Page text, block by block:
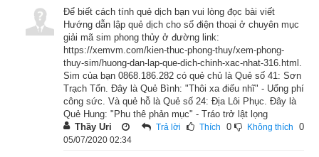
Giải nghĩa quẻ Sơn Trạch Tổn
Quẻ Sơn Trạch Tổn có Hạ quái (Nội quái) là: ☱ (兌
Đoài hay Đầm (澤). Thượng quái (Ngoại quái) là: ☶ (艮 gen4)
Để biết cách tính quẻ dịch bạn vui lòng đọc bài viết
Hướng dẫn lập quẻ dịch cho số điện thoại ở chuyên mục
giải mã sim phong thủy ở đường link:
https://xemvm.com/kien-thuc-phong-thuy/xem-phong-
thuy-sim/huong-dan-lap-que-dich-chinh-xac-nhat-316.html.
Sim của bạn 0868.186.282 có quẻ chủ là Quẻ số 41: Sơn
Trạch Tổn. Đây là Quẻ Bình: "Thôi xa điếu nhĩ" - Uổng phí
công sức. Và quẻ hỗ là Quẻ số 24: Địa Lôi Phục. Đây là
Quẻ Hung: "Phu thê phản mục" - Tráo trở lật lọng
Thầy Uri
Trả lời Thích 0 Không thích 0
05/07/2020 02:34